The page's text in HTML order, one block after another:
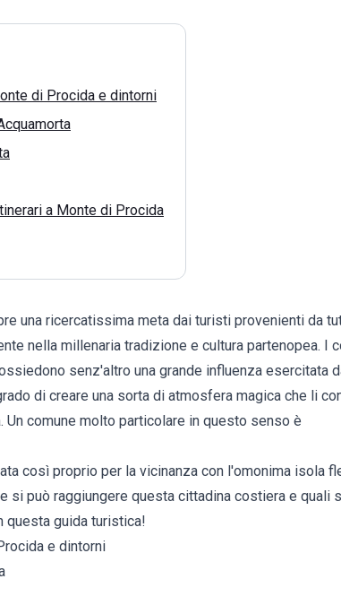
di Procida e dintorni
a Monte di Procida
una ricercatissima meta dai turisti provenienti da
nella millenaria tradizione e cultura partenopea. I
senz'altro una grande influenza esercitata
di creare una sorta di atmosfera magica che li
comune molto particolare in questo senso è
così proprio per la vicinanza con l'omonima isola
si può raggiungere questa cittadina costiera e quali
questa guida turistica!
e dintorni